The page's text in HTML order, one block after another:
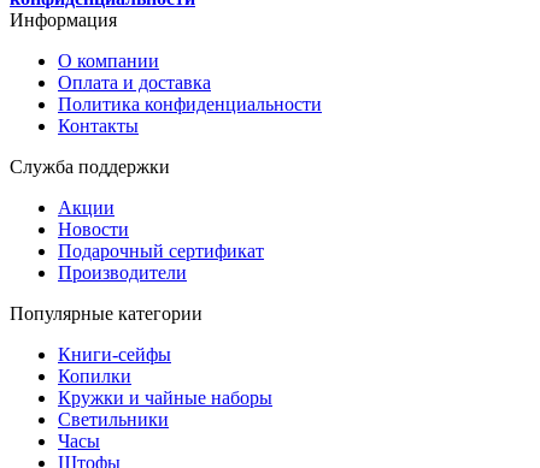
Информация
О компании
Оплата и доставка
Политика конфиденциальности
Контакты
Служба поддержки
Акции
Новости
Подарочный сертификат
Производители
Популярные категории
Книги-сейфы
Копилки
Кружки и чайные наборы
Светильники
Часы
Штофы